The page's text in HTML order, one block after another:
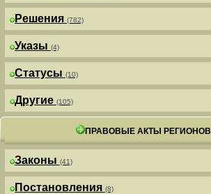
Решения (782)
Указы (4)
Статусы (10)
Другие (105)
ПРАВОВЫЕ АКТЫ РЕГИОНОВ
Законы (41)
Постановления (8)